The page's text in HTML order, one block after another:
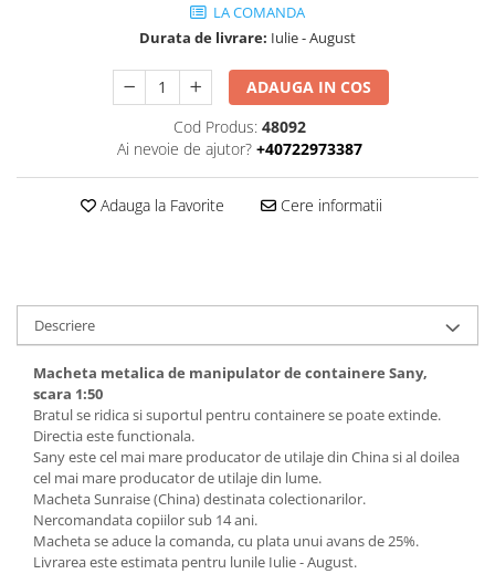
LA COMANDA
Durata de livrare: Iulie - August
ADAUGA IN COS
Cod Produs: 48092
Ai nevoie de ajutor? +40722973387
Adauga la Favorite Cere informatii
Descriere
Macheta metalica de manipulator de containere Sany,
scara 1:50
Bratul se ridica si suportul pentru containere se poate extinde.
Directia este functionala.
Sany este cel mai mare producator de utilaje din China si al doilea
cel mai mare producator de utilaje din lume.
Macheta Sunraise (China) destinata colectionarilor.
Nercomandata copiilor sub 14 ani.
Macheta se aduce la comanda, cu plata unui avans de 25%.
Livrarea este estimata pentru lunile Iulie - August.